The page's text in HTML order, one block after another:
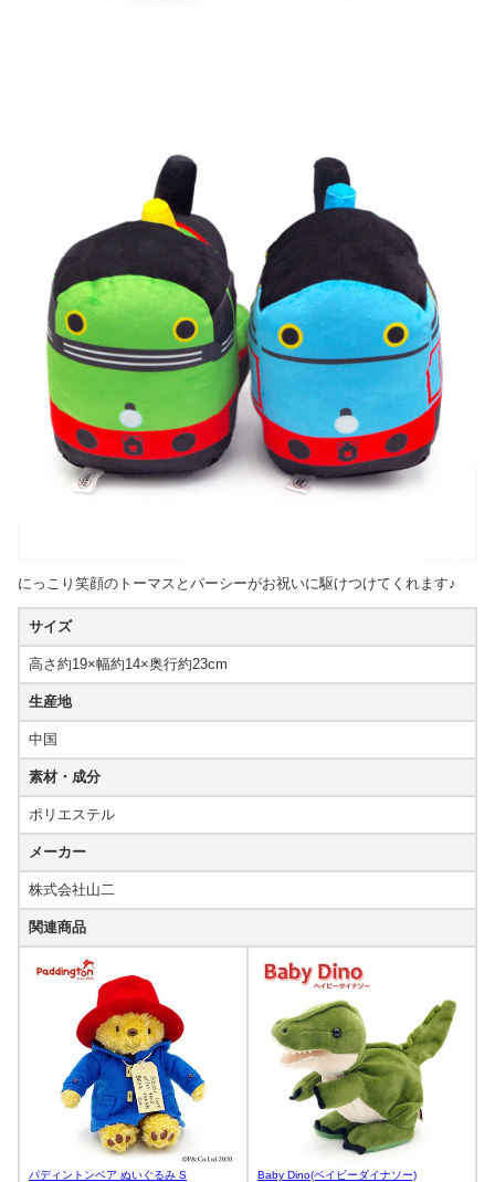
にっこり笑顔のトーマスとパーシーがお祝いに駆けつけてくれます♪
サイズ
高さ約19×幅約14×奥行約23cm
生産地
中国
素材・成分
ポリエステル
メーカー
株式会社山二
関連商品
パディントンベア ぬいぐるみ S Baby Dino(ベイビーダイナソー)